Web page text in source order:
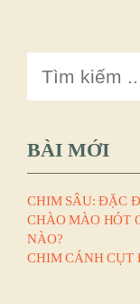
Search
BÀI MỚI
CHIM SÂU: ĐẶC
CHÀO MÀO HÓT
NÀO?
CHIM CÁNH CỤT